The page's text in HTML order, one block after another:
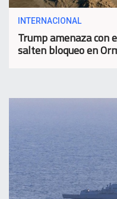
INTERNACIONAL
Trump amenaza con
salten bloqueo en